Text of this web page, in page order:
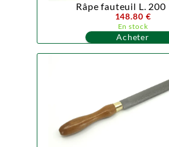
Râpe fauteuil L. 200
148.80 €
En stock
Acheter